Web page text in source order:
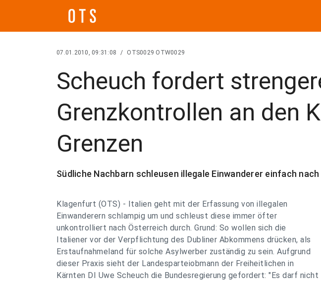
07.01.2010, 09:31:08 / OTS0029 OTW0029
Scheuch fordert
Grenzkontrollen an den
Grenzen
Südliche Nachbarn schleusen illegale Einwanderer einfach
Klagenfurt (OTS) - Italien geht mit der Erfassung von illegalen
Einwanderern schlampig um und schleust diese immer öfter
unkontrolliert nach Österreich durch. Grund: So wollen sich die
Italiener vor der Verpflichtung des Dubliner Abkommens drücken, als
Erstaufnahmeland für solche Asylwerber zuständig zu sein. Aufgrund
dieser Praxis sieht der Landesparteiobmann der Freiheitlichen in
Kärnten DI Uwe Scheuch die Bundesregierung gefordert: "Es darf nicht